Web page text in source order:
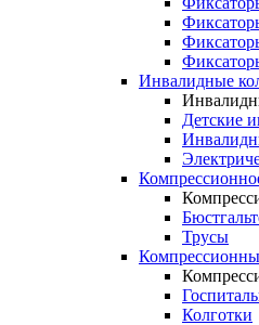
Инвалидные
Детские
Трусы
Колготки